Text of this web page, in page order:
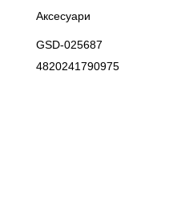
Аксесуари
GSD-025687
4820241790975